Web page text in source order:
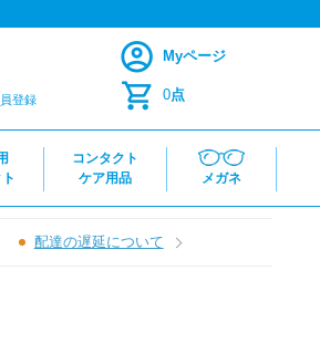
登録
Myページ
0点
コンタクト
ケア用品
メガネ
配達の遅延について